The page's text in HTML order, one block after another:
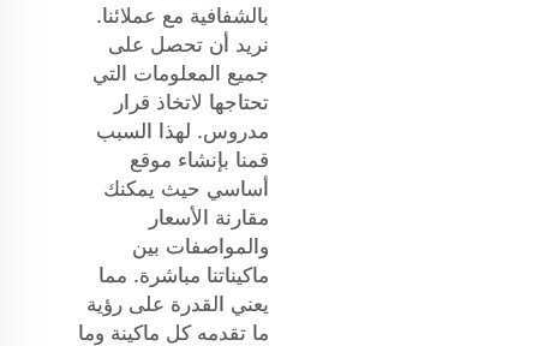
بالشفافية مع عملائنا.
نريد أن تحصل على
جميع المعلومات التي
تحتاجها لاتخاذ قرار
مدروس. لهذا السبب
قمنا بإنشاء موقع
أساسي حيث يمكنك
مقارنة الأسعار
والمواصفات بين
ماكيناتنا مباشرة. مما
يعني القدرة على رؤية
ما تقدمه كل ماكينة وما